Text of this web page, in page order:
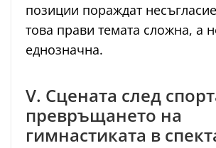
позиции пораждат
това прави темата сложна, а
еднозначна.
V. Сцената след
превръщането на
гимнастиката в